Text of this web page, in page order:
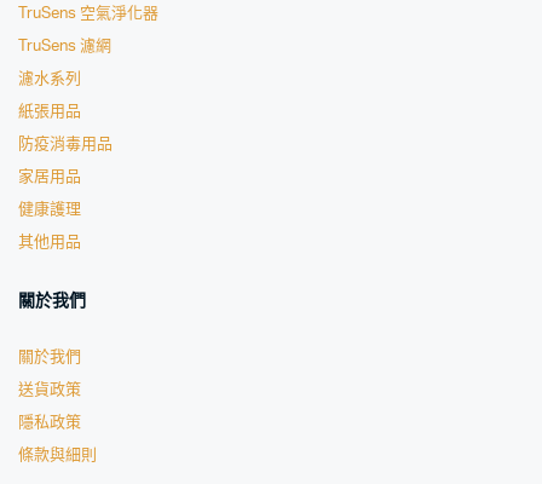
TruSens 空氣淨化器
TruSens 濾網
濾水系列
紙張用品
防疫消毒用品
家居用品
健康護理
其他用品
關於我們
關於我們
送貨政策
隱私政策
條款與細則